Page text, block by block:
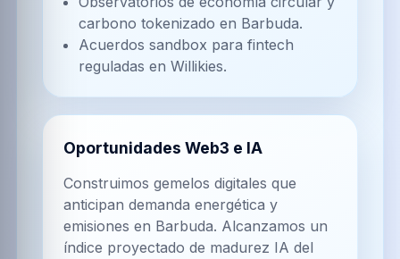
carbono tokenizado en Barbuda.
Acuerdos sandbox para fintech
reguladas en Willikies.
Oportunidades Web3 e IA
Construimos gemelos digitales que
anticipan demanda energética y
emisiones en Barbuda. Alcanzamos un
índice proyectado de madurez IA del